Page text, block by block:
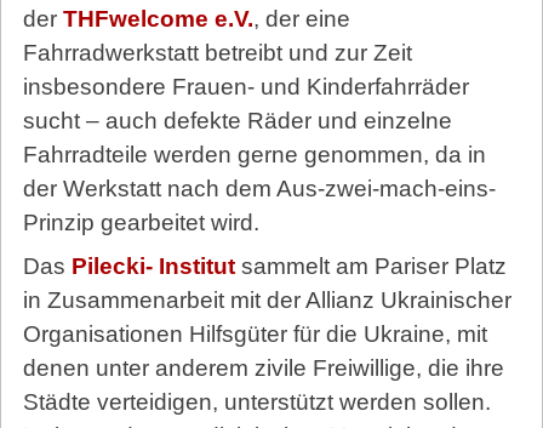
der THFwelcome e.V., der eine
Fahrradwerkstatt betreibt und zur Zeit
insbesondere Frauen- und Kinderfahrräder
sucht – auch defekte Räder und einzelne
Fahrradteile werden gerne genommen, da in
der Werkstatt nach dem Aus-zwei-mach-eins-
Prinzip gearbeitet wird.
Das Pilecki- Institutsammelt am Pariser Platz
in Zusammenarbeit mit der Allianz Ukrainischer
Organisationen Hilfsgüter für die Ukraine, mit
denen unter anderem zivile Freiwillige, die ihre
Städte verteidigen, unterstützt werden sollen.